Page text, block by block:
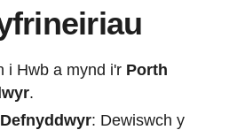
i Hwb a mynd i'r Porth
.
: Dewiswch y